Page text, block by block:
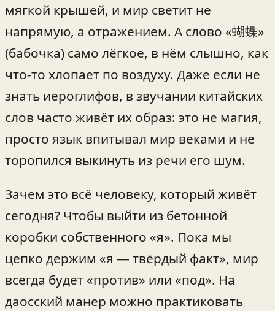
мягкой крышей, и мир светит не
напрямую, а отражением. А слово «蝴蝶»
(бабочка) само лёгкое, в нём слышно, как
что-то хлопает по воздуху. Даже если не
знать иероглифов, в звучании китайских
слов часто живёт их образ: это не магия,
просто язык впитывал мир веками и не
торопился выкинуть из речи его шум.
Зачем это всё человеку, который живёт
сегодня? Чтобы выйти из бетонной
коробки собственного «я». Пока мы
цепко держим «я — твёрдый факт», мир
всегда будет «против» или «под». На
даосский манер можно практиковать